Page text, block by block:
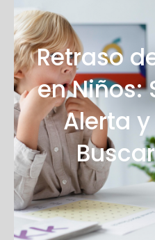
Retraso
en Niños:
Alerta